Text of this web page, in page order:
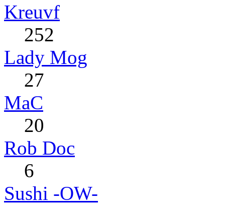
Kreuvf
252
Lady Mog
27
MaC
20
Rob Doc
6
Sushi -OW-